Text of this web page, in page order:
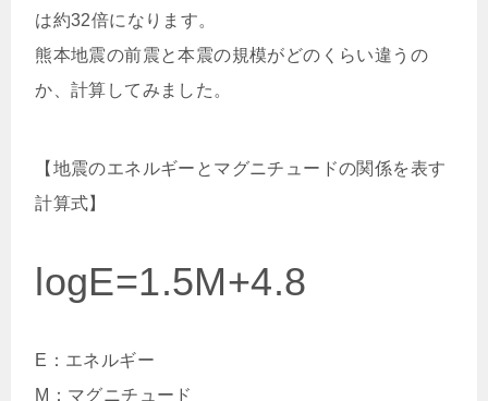
は約32倍になります。
熊本地震の前震と本震の規模がどのくらい違うの
か、計算してみました。
【地震のエネルギーとマグニチュードの関係を表す
計算式】
logE=1.5M+4.8
E：エネルギー
M：マグニチュード